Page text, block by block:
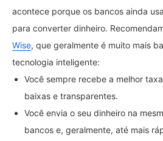
acontece porque os bancos ainda
para converter dinheiro.
Wise, que geralmente é muito mais
tecnologia inteligente:
Você sempre recebe a melhor
baixas e transparentes.
Você envia o seu dinheiro na
bancos e, geralmente, até mais